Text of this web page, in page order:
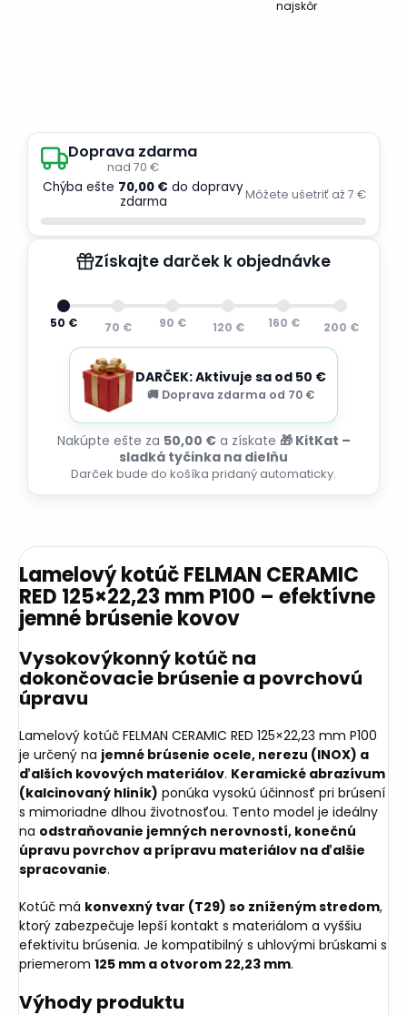
najskôr
Doprava zdarma
nad 70 €
Chýba ešte 70,00 € do dopravy
zdarma
Môžete ušetriť až 7 €
Získajte darček k objednávke
50 € 70 € 90 € 120 € 160 € 200 €
DARČEK: Aktivuje sa od 50 €
🚚 Doprava zdarma od 70 €
Nakúpte ešte za 50,00 €a získate 🎁 KitKat –
sladká tyčinka na dielňu
Darček bude do košíka pridaný automaticky.
Lamelový kotúč FELMAN CERAMIC
RED 125×22,23 mm P100 – efektívne
jemné brúsenie kovov
Vysokovýkonný kotúč na
dokončovacie brúsenie a povrchovú
úpravu
Lamelový kotúč FELMAN CERAMIC RED 125×22,23 mm P100
je určený na jemné brúsenie ocele, nerezu (INOX) a
ďalších kovových materiálov. Keramické abrazívum
(kalcinovaný hliník) ponúka vysokú účinnosť pri brúsení
s mimoriadne dlhou životnosťou. Tento model je ideálny
na odstraňovanie jemných nerovností, konečnú
úpravu povrchov a prípravu materiálov na ďalšie
spracovanie.
Kotúč má konvexný tvar (T29) so zníženým stredom,
ktorý zabezpečuje lepší kontakt s materiálom a vyššiu
efektivitu brúsenia. Je kompatibilný s uhlovými brúskami s
priemerom 125 mm a otvorom 22,23 mm.
Výhody produktu